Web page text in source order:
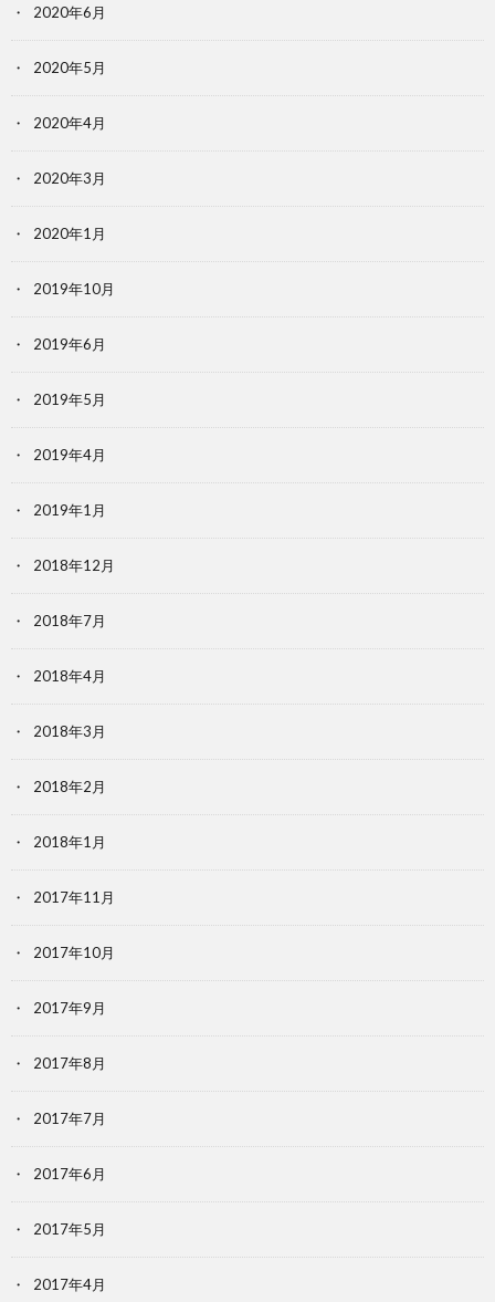
2020年6月
2020年5月
2020年4月
2020年3月
2020年1月
2019年10月
2019年6月
2019年5月
2019年4月
2019年1月
2018年12月
2018年7月
2018年4月
2018年3月
2018年2月
2018年1月
2017年11月
2017年10月
2017年9月
2017年8月
2017年7月
2017年6月
2017年5月
2017年4月